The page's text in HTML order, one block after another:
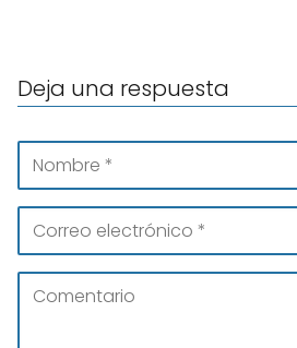
Deja una respuesta